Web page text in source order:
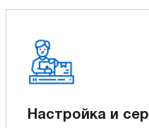
Настройка и